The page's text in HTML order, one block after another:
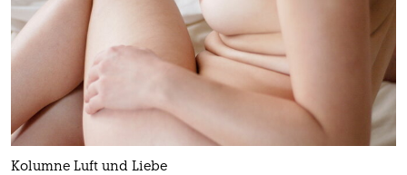
fragen & hilfe
unterstützen
genossenschaft
Kolumne Luft und Liebe